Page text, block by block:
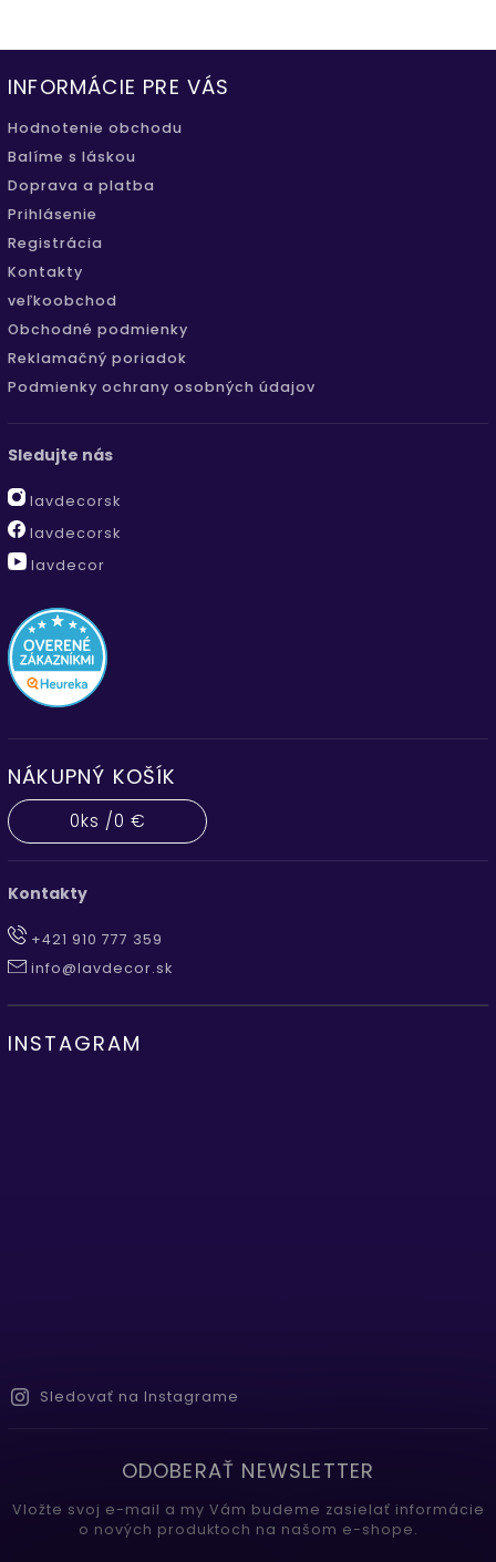
INFORMÁCIE PRE VÁS
Hodnotenie obchodu
Balíme s láskou
Doprava a platba
Prihlásenie
Registrácia
Kontakty
veľkoobchod
Obchodné podmienky
Reklamačný poriadok
Podmienky ochrany osobných údajov
Sledujte nás
lavdecorsk
lavdecorsk
lavdecor
NÁKUPNÝ KOŠÍK
0ks /0 €
Kontakty
+421 910 777 359
info@lavdecor.sk
INSTAGRAM
Sledovať na Instagrame
ODOBERAŤ NEWSLETTER
Vložte svoj e-mail a my Vám budeme zasielať informácie
o nových produktoch na našom e-shope.